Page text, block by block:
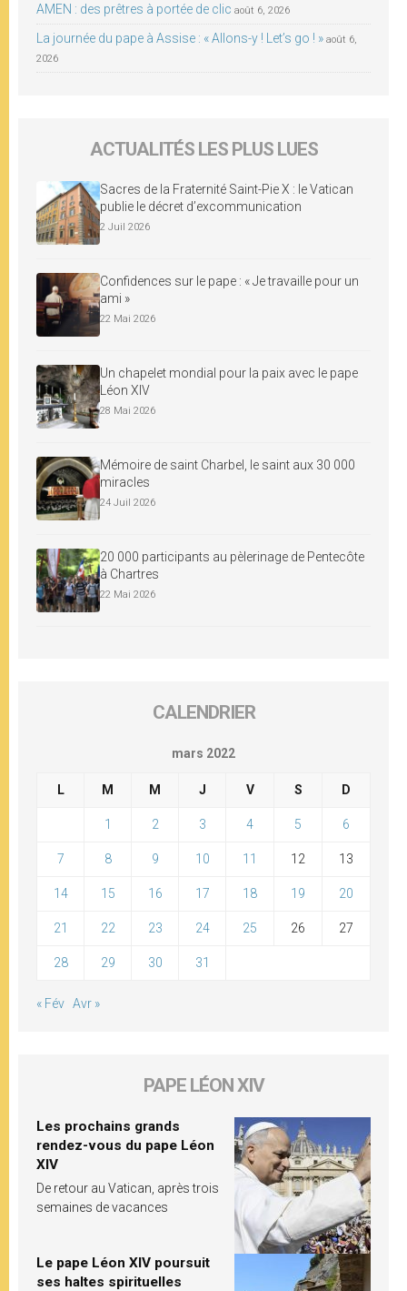
AMEN : des prêtres à portée de clic août 6, 2026
La journée du pape à Assise : « Allons-y ! Let’s go ! » août 6,
2026
ACTUALITÉS LES PLUS LUES
Sacres de la Fraternité Saint-Pie X : le Vatican
publie le décret d’excommunication
2 Juil 2026
Confidences sur le pape : « Je travaille pour un
ami »
22 Mai 2026
Un chapelet mondial pour la paix avec le pape
Léon XIV
28 Mai 2026
Mémoire de saint Charbel, le saint aux 30 000
miracles
24 Juil 2026
20 000 participants au pèlerinage de Pentecôte
à Chartres
22 Mai 2026
CALENDRIER
mars 2022
L M M J V S D
1 2 3 4 5 6
7 8 9 10 11 12 13
14 15 16 17 18 19 20
21 22 23 24 25 26 27
28 29 30 31
« Fév Avr »
PAPE LÉON XIV
Les prochains grands
rendez-vous du pape Léon
XIV
De retour au Vatican, après trois
semaines de vacances
Le pape Léon XIV poursuit
ses haltes spirituelles